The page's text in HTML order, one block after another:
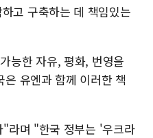
고 구축하는 데 책임있는
능한 자유, 평화, 번영을
유엔과 함께 이러한 책
"라며 "한국 정부는 '우크라